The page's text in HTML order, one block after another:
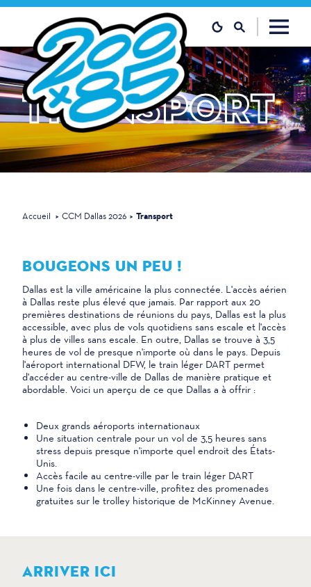
Skip to content
TRANSPORT
Accueil CCM Dallas 2026 Transport
BOUGEONS UN PEU !
Dallas est la ville américaine la plus connectée. L'accès aérien
à Dallas reste plus élevé que jamais. Par rapport aux 20
premières destinations de réunions du pays, Dallas est la plus
accessible, avec plus de vols quotidiens sans escale et l'accès
à plus de villes sans escale. En outre, Dallas se trouve à 3,5
heures de vol de presque n'importe où dans le pays. Depuis
l'aéroport international DFW, le train léger DART permet
d'accéder au centre-ville de Dallas de manière pratique et
abordable. Voici un aperçu de ce que Dallas a à offrir :
Deux grands aéroports internationaux
Une situation centrale pour un vol de 3,5 heures sans
stress depuis presque n'importe quel endroit des États-
Unis.
Accès facile au centre-ville par le train léger DART
Une fois dans le centre-ville, profitez des promenades
gratuites sur le trolley historique de McKinney Avenue.
ARRIVER ICI